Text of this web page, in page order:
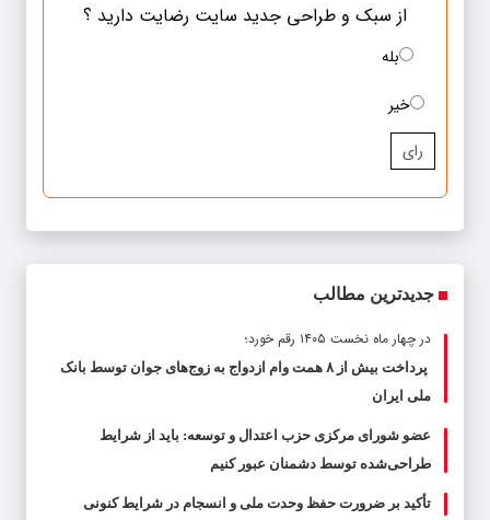
از سبک و طراحی جدید سایت رضایت دارید ؟
بله
خیر
رای
جدیدترین مطالب
در چهار ماه نخست ۱۴۰۵ رقم خورد؛
پرداخت بیش از ۸ همت وام ازدواج به زوج‌های جوان توسط بانک
ملی ایران
عضو شورای مرکزی حزب اعتدال و توسعه: باید از شرایط
طراحی‌شده توسط دشمنان عبور کنیم
تأکید بر ضرورت حفظ وحدت ملی و انسجام در شرایط کنونی